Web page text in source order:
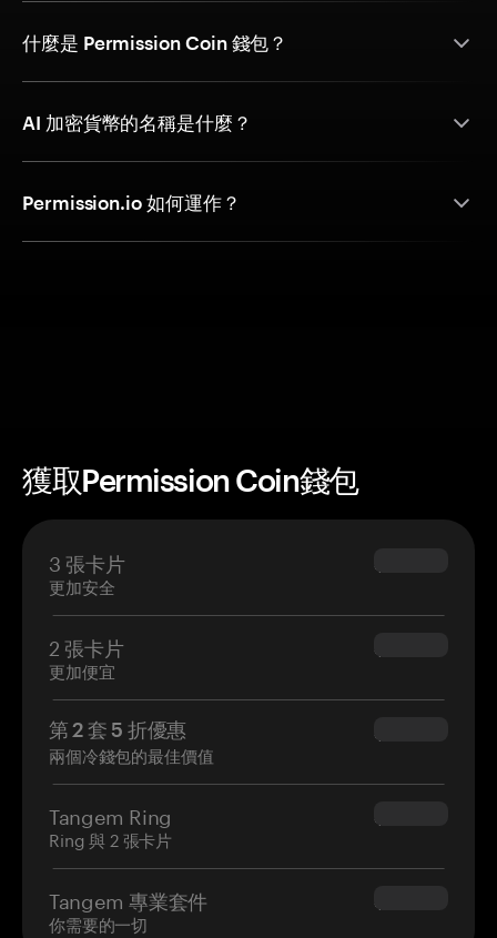
什麼是 Permission Coin 錢包？
AI 加密貨幣的名稱是什麼？
Permission.io 如何運作？
獲取Permission Coin錢包
3 張卡片
更加安全
$69.90
2 張卡片
更加便宜
$54.90
第 2 套 5 折優惠
兩個冷錢包的最佳價值
$34.95
Tangem Ring
Ring 與 2 張卡片
$160.00
Tangem 專業套件
你需要的一切
$180.00